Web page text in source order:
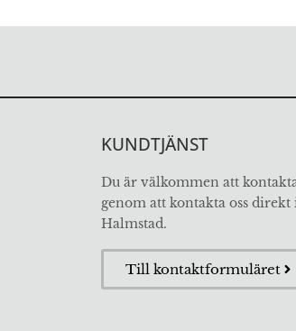
KUNDTJÄNST
Du är välkommen att
genom att kontakta oss
Halmstad.
Till kontaktformuläret